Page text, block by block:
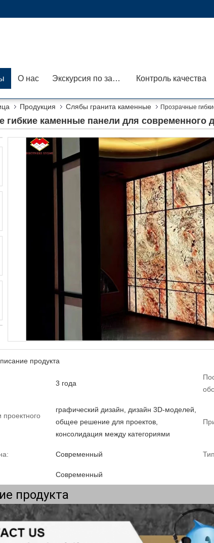
О нас Экскурсия по заводу Контроль качества
Продукция Слябы гранита каменные Прозрачные
гибкие каменные панели для современного
продукта
3 года
проектного
графический дизайн, дизайн 3D-моделей,
общее решение для проектов,
консолидация между категориями
Современный
Современный
продукта